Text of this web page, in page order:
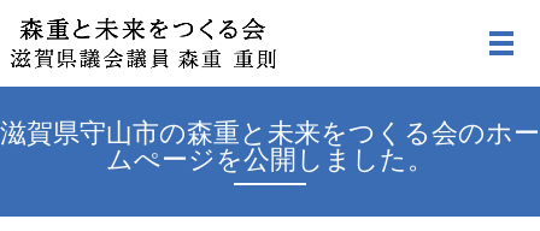
滋賀県守山市の森重と未来をつくる会のホー
ムぺージを公開しました。